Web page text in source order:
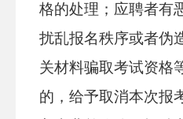
格的处理；应聘者有
扰乱报名秩序或者伪
关材料骗取考试资格
的，给予取消本次报